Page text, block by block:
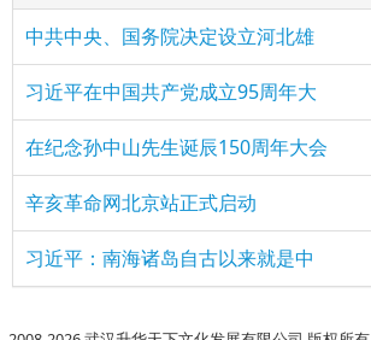
中共中央、国务院决定设立河北雄
习近平在中国共产党成立95周年大
在纪念孙中山先生诞辰150周年大会
辛亥革命网北京站正式启动
习近平：南海诸岛自古以来就是中